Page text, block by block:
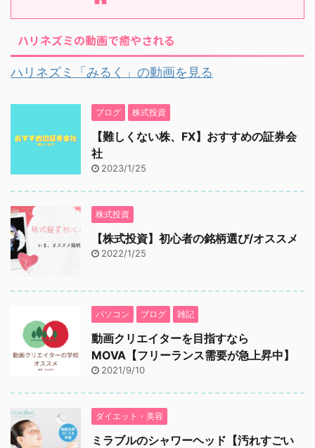
ハリネズミの動画で癒やされる
ハリネズミ「みるく」の動画を見る
ブログ 株式投資
【難しくない株、FX】おすすめの証券会
社
2023/1/25
株式投資
【株式投資】初心者の銘柄選び/オススメ
2022/1/25
パソコン ブログ 雑記
動画クリエイターを目指すなら
MOVA【フリーランス需要が急上昇中】
2021/9/10
ダイエット・美容
ミラブルのシャワーヘッド【汚れすごい